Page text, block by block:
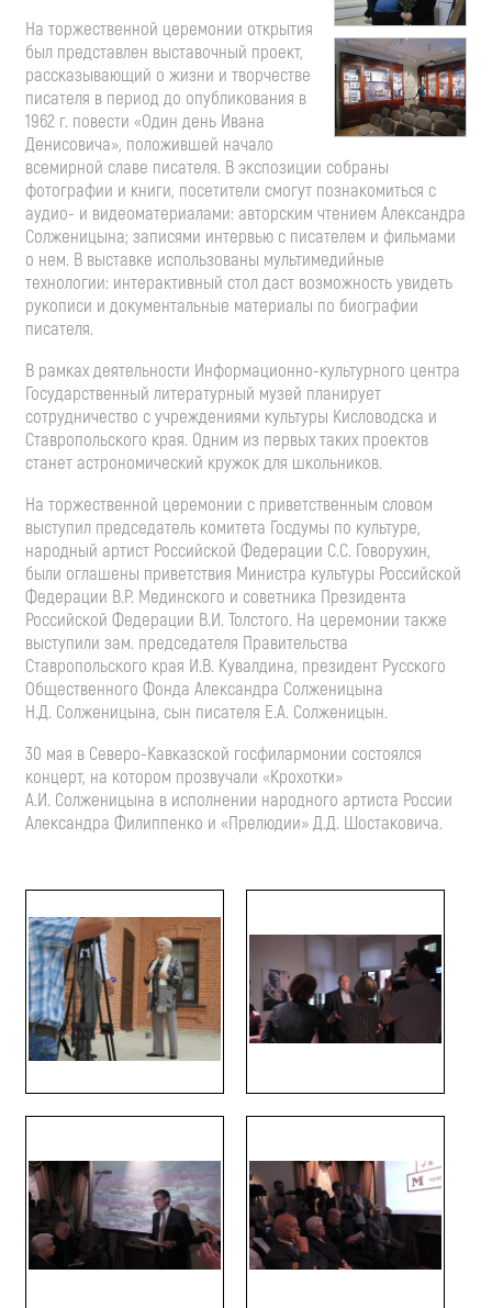
На торжественной церемонии открытия
был представлен выставочный проект,
рассказывающий о жизни и творчестве
писателя в период до опубликования в
1962 г. повести «Один день Ивана
Денисовича», положившей начало
всемирной славе писателя. В экспозиции собраны
фотографии и книги, посетители смогут познакомиться с
аудио- и видеоматериалами: авторским чтением Александра
Солженицына; записями интервью с писателем и фильмами
о нем. В выставке использованы мультимедийные
технологии: интерактивный стол даст возможность увидеть
рукописи и документальные материалы по биографии
писателя.
В рамках деятельности Информационно-культурного центра
Государственный литературный музей планирует
сотрудничество с учреждениями культуры Кисловодска и
Ставропольского края. Одним из первых таких проектов
станет астрономический кружок для школьников.
На торжественной церемонии с приветственным словом
выступил председатель комитета Госдумы по культуре,
народный артист Российской Федерации С.С. Говорухин,
были оглашены приветствия Министра культуры Российской
Федерации В.Р. Мединского и советника Президента
Российской Федерации В.И. Толстого. На церемонии также
выступили зам. председателя Правительства
Ставропольского края И.В. Кувалдина, президент Русского
Общественного Фонда Александра Солженицына
Н.Д. Солженицына, сын писателя Е.А. Солженицын.
30 мая в Северо-Кавказской госфилармонии состоялся
концерт, на котором прозвучали «Крохотки»
А.И. Солженицына в исполнении народного артиста России
Александра Филиппенко и «Прелюдии» Д.Д. Шостаковича.